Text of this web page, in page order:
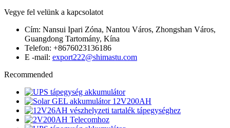
Vegye fel velünk a kapcsolatot
Cím: Nansui Ipari Zóna, Nantou Város, Zhongshan Város,
Guangdong Tartomány, Kína
Telefon: +8676023136186
E -mail: export222@shimastu.com
Recommended